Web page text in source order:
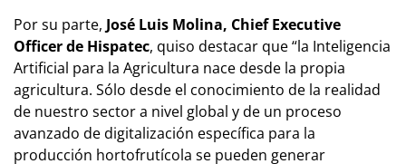
Por su parte, José Luis Molina, Chief Executive
Officer de Hispatec, quiso destacar que “la Inteligencia
Artificial para la Agricultura nace desde la propia
agricultura. Sólo desde el conocimiento de la realidad
de nuestro sector a nivel global y de un proceso
avanzado de digitalización específica para la
producción hortofrutícola se pueden generar